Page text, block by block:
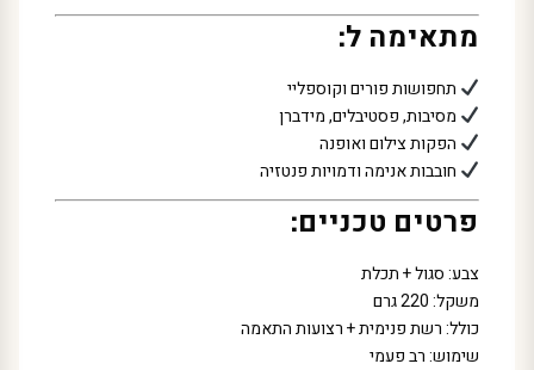
מתאימה ל:
תחפושות פורים וקוספליי
מסיבות, פסטיבלים, מידברן
הפקות צילום ואופנה
חובבות אנימה ודמויות פנטזיה
פרטים טכניים:
צבע: סגול + תכלת
משקל: 220 גרם
כולל: רשת פנימית + רצועות התאמה
שימוש: רב פעמי